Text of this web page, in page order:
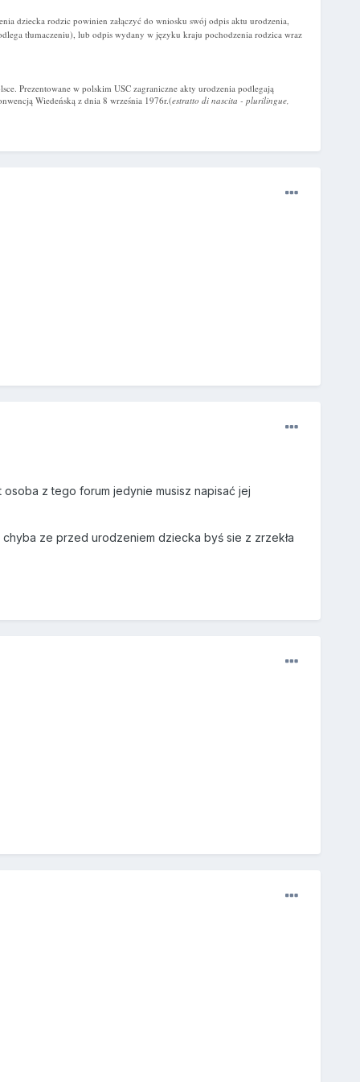
dziecka rodzic powinien załączyć do wniosku swój odpis aktu urodzenia,
tłumaczeniu), lub odpis wydany w języku kraju pochodzenia rodzica wraz
Prezentowane w polskim USC zagraniczne akty urodzenia podlegają
Wiedeńską z dnia 8 września 1976r.(estratto di nascita - plurilingue,
z tego forum jedynie musisz napisać jej
ze przed urodzeniem dziecka byś sie z zrzekła